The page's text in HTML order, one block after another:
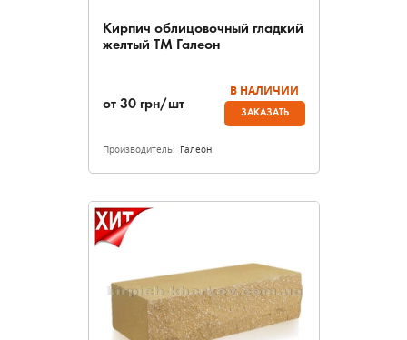
Кирпич облицовочный гладкий
желтый ТМ Галеон
от 30 грн/шт
В НАЛИЧИИ
ЗАКАЗАТЬ
Производитель: Галеон